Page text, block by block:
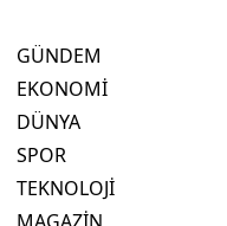
GÜNDEM
EKONOMİ
DÜNYA
SPOR
TEKNOLOJİ